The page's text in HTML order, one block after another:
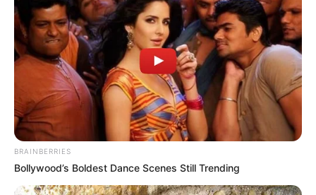
[crp]
Los ingredientes que necesitas son simples y
económicos:
Bicarbonato de sodio
Azúcar blanca o miel
Agua
BRAINBERRIES
Bollywood’s Boldest Dance Scenes Still Trending